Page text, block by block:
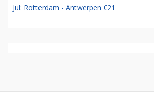
Jul: Rotterdam - Antwerpen €21